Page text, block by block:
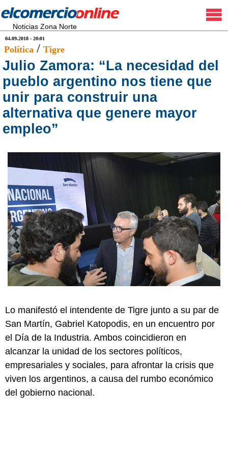
Noticias Zona Norte
04.09.2018 - 20:01
Política / Tigre
Julio Zamora: “La necesidad del
pueblo argentino nos tiene que
unir para construir una
alternativa que genere mayor
empleo”
Lo manifestó el intendente de Tigre junto a su par de
San Martín, Gabriel Katopodis, en un encuentro por
el Día de la Industria. Ambos coincidieron en
alcanzar la unidad de los sectores políticos,
empresariales y sociales, para afrontar la crisis que
viven los argentinos, a causa del rumbo económico
del gobierno nacional.